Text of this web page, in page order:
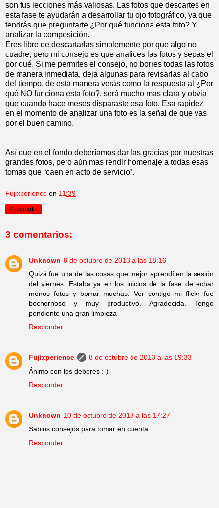
son tus lecciones más valiosas. Las fotos que descartes en
esta fase te ayudarán a desarrollar tu ojo fotográfico, ya que
tendrás que preguntarte ¿Por qué funciona esta foto? Y
analizar la composición.
Eres libre de descartarlas simplemente por que algo no
cuadre, pero mi consejo es que analices las fotos y sepas el
por qué. Si me permites el consejo, no borres todas las fotos
de manera inmediata, deja algunas para revisarlas al cabo
del tiempo, de esta manera verás como la respuesta al ¿Por
qué NO funciona esta foto?, será mucho mas clara y obvia
que cuando hace meses disparaste esa foto. Esa rapidez
en el momento de analizar una foto es la señal de que vas
por el buen camino.
Así que en el fondo deberíamos dar las gracias por nuestras
grandes fotos, pero aún mas rendir homenaje a todas esas
tomas que “caen en acto de servicio”.
Fujixperience en 11:39
Compartir
3 comentarios:
Unknown 8 de octubre de 2013 a las 18:16
Quizá fue una de las cosas que mejor aprendí en la sesión
del viernes. Estaba ya en los inicios de la fase de echar
menos fotos y borrar muchas. Ver contigo mi flickr fue
bochornoso y muy productivo. Agradecida. Tengo
pendiente una gran limpieza
Responder
Fujixperience
8 de octubre de 2013 a las 19:33
Ánimo con los deberes ;-)
Responder
Unknown 10 de octubre de 2013 a las 17:27
Sabios consejos para tomar en cuenta.
Responder